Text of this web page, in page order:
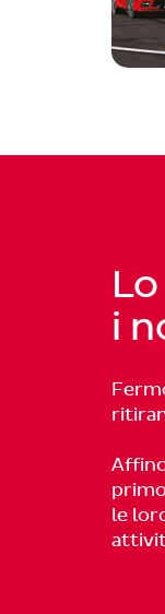
i
le